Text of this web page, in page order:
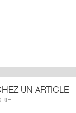
UN ARTICLE